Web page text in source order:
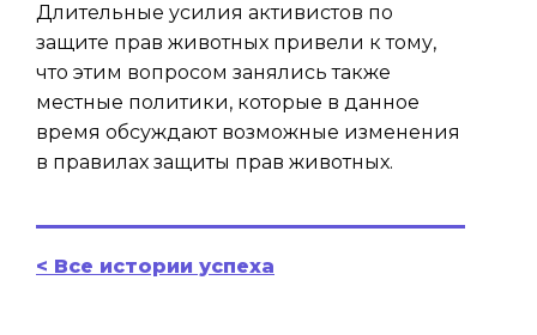
Длительные усилия активистов по
защите прав животных привели к тому,
что этим вопросом занялись также
местные политики, которые в данное
время обсуждают возможные изменения
в правилах защиты прав животных.
< Все истории успеха